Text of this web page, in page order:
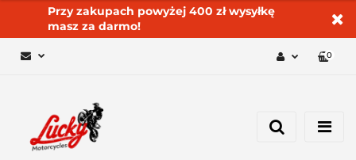
Przy zakupach powyżej 400 zł wysyłkę
masz za darmo!
Dodaj zgłoszenie
0